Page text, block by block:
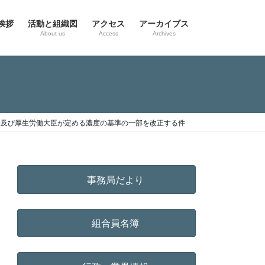
拶 活動と組織図
About us
アクセス
Access
アーカイブス
Archives
び厚生労働大臣が定める濃度の基準の一部を改正する件
事務局だより
組合員名簿